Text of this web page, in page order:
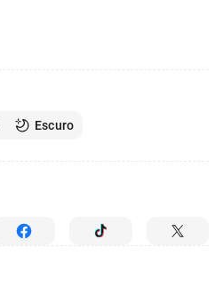
Escuro